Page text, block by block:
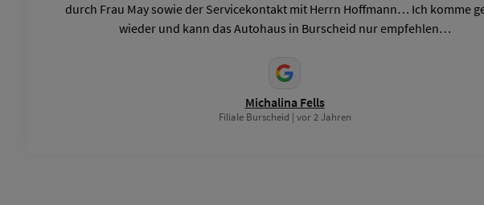
durch Frau May sowie der Servicekontakt mit Herrn Hoffmann… Ich komme
wieder und kann das Autohaus in Burscheid nur empfehlen…
Michalina Fells
Filiale Burscheid | vor 2 Jahren